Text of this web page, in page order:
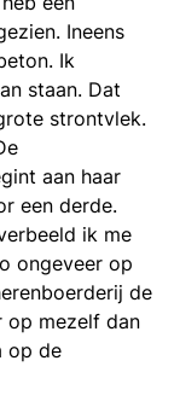
Ineens
Ik
staan. Dat
strontvlek.
aan haar
een derde.
ik me
ongeveer op
de
op mezelf dan
op de